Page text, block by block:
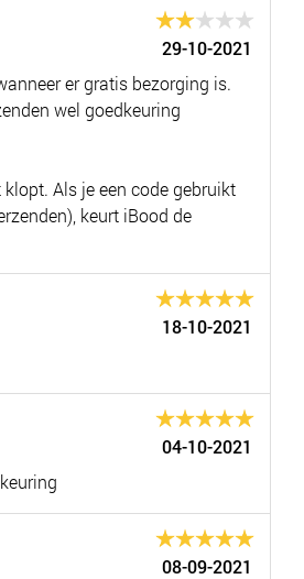
29-10-2021
er gratis bezorging is.
wel goedkeuring
klopt. Als je een code gebruikt
keurt iBood de
18-10-2021
04-10-2021
08-09-2021